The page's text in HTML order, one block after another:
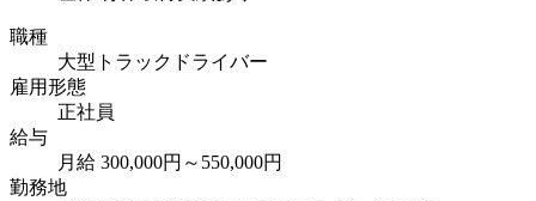
職種
大型トラックドライバー
雇用形態
正社員
給与
月給 300,000円～550,000円
勤務地